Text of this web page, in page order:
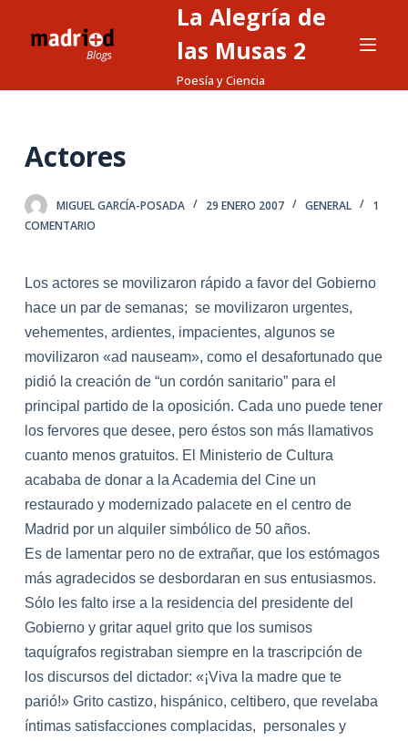
t
a
o
e
n
d
o
La Alegría de
las Musas 2
Poesía y Ciencia
Actores
MIGUEL GARCÍA-POSADA 29 ENERO 2007 GENERAL
1
COMENTARIO
Los actores se movilizaron rápido a favor del Gobierno
hace un par de semanas; se movilizaron urgentes,
vehementes, ardientes, impacientes, algunos se
movilizaron «ad nauseam», como el desafortunado que
pidió la creación de “un cordón sanitario” para el
principal partido de la oposición. Cada uno puede tener
los fervores que desee, pero éstos son más l
lamativos
cuanto menos gratuitos. El Ministerio de Cultura
acababa de donar a la Academia del Cine un
restaurado y modernizado pa lacete en el centro de
Madrid por un alquiler simbólico de 50 años.
Es de lamentar pero no de extrañar, que los estómagos
más agradecidos se desbordaran en sus entusiasmos.
Sólo les falto irse a la residencia del presidente del
Gobierno y gritar aquel grito que los sumisos
taquígrafos registraban siempre en la trascripción de
los discursos del dictador: «¡Viva la madre que te
parió!» Grito castizo, hispánico, celtibero, que revelaba
íntimas satisfacciones complacidas, personales y